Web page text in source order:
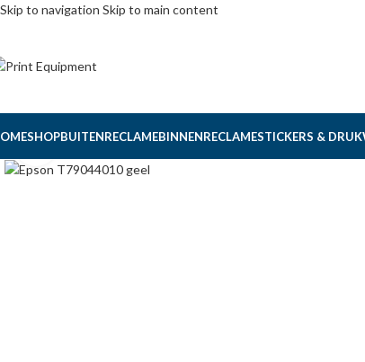
Skip to navigation Skip to main content
SHOPBUITENRECLAMEBINNENRECLAMESTICKERS &
Click to enlarge